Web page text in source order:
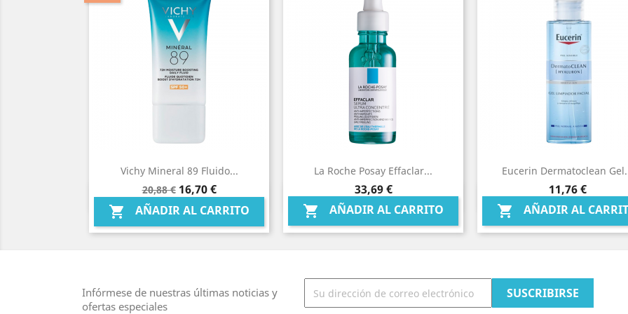
Vichy Mineral 89 Fluido...
Precio
base
20,88 € Precio
16,70 €
 AÑADIR AL CARRITO
Vista rápida
La Roche Posay Effaclar...
Precio
33,69 €
 AÑADIR AL CARRITO
Vista rápida
Eucerin Dermatoclean
Precio
11,76 €
 AÑADIR AL
Vista rápida
Infórmese de nuestras últimas noticias y
ofertas especiales